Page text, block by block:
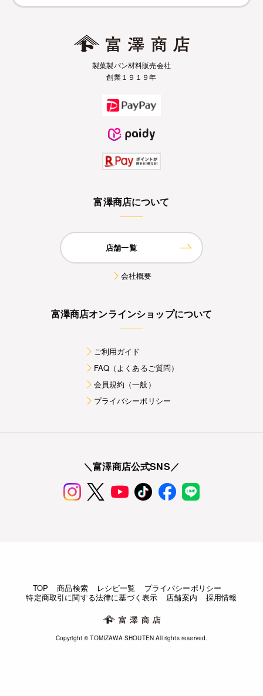
製菓製パン材料販売会社
創業１９１９年
富澤商店について
店舗一覧
会社概要
富澤商店オンラインショップについて
ご利用ガイド
FAQ（よくあるご質問）
会員規約（一般）
プライバシーポリシー
＼富澤商店公式SNS／
TOP 商品検索 レシピ一覧
プライバシーポリシー
特定商取引に関する法律に基づく表示
店舗案内 採用情報
Copyright © TOMIZAWA SHOUTEN All rights reserved.